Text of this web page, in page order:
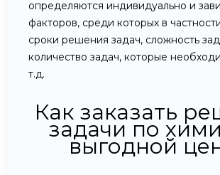
определяются индивидуально и
факторов, среди которых в
сроки решения задач, сложность
количество задач, которые
т.д.
Как заказать
задачи по
выгодной